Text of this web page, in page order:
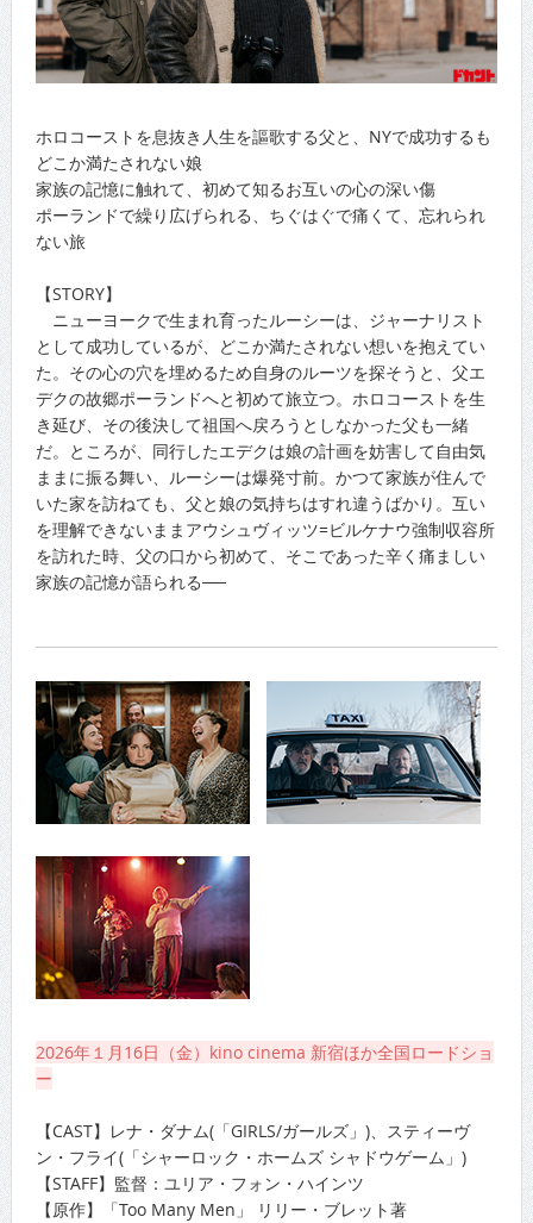
ホロコーストを息抜き人生を謳歌する父と、NYで成功するも
どこか満たされない娘
家族の記憶に触れて、初めて知るお互いの心の深い傷
ポーランドで繰り広げられる、ちぐはぐで痛くて、忘れられ
ない旅
【STORY】
ニューヨークで生まれ育ったルーシーは、ジャーナリスト
として成功しているが、どこか満たされない想いを抱えてい
た。その心の穴を埋めるため自身のルーツを探そうと、父エ
デクの故郷ポーランドへと初めて旅立つ。ホロコーストを生
き延び、その後決して祖国へ戻ろうとしなかった父も一緒
だ。ところが、同行したエデクは娘の計画を妨害して自由気
ままに振る舞い、ルーシーは爆発寸前。かつて家族が住んで
いた家を訪ねても、父と娘の気持ちはすれ違うばかり。互い
を理解できないままアウシュヴィッツ=ビルケナウ強制収容所
を訪れた時、父の口から初めて、そこであった辛く痛ましい
家族の記憶が語られる──
2026年１月16日（金）kino cinema 新宿ほか全国ロードショ
ー
【CAST】レナ・ダナム(「GIRLS/ガールズ」)、スティーヴ
ン・フライ(「シャーロック・ホームズ シャドウゲーム」)
【STAFF】監督：ユリア・フォン・ハインツ
【原作】「Too Many Men」 リリー・ブレット著